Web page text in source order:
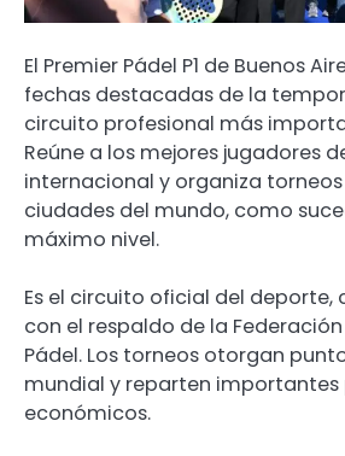
El Premier Pádel P1 de Buenos
fechas destacadas de la
circuito profesional más
Reúne a los mejores jugadores
internacional y organiza
ciudades del mundo, como
máximo nivel.
Es el circuito oficial del deporte,
con el respaldo de la
Pádel. Los torneos otorgan
mundial y reparten importantes
económicos.